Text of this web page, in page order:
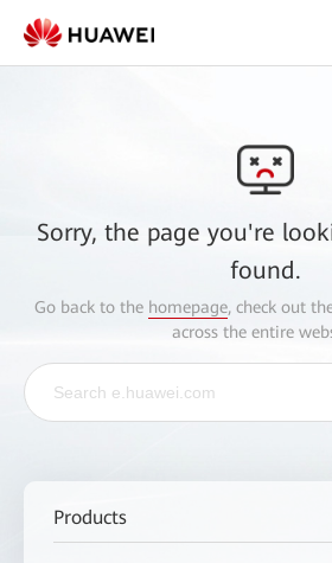
Sorry, the page you're
found.
Go back to the homepage, check out
across the entire
Products